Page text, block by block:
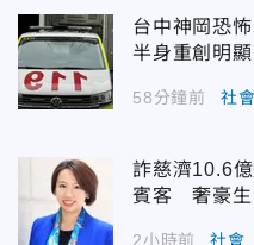
台中神岡恐
半身重創明
58分鐘前 社會
詐慈濟10.6
賓客 奢豪生
2小時前 社會